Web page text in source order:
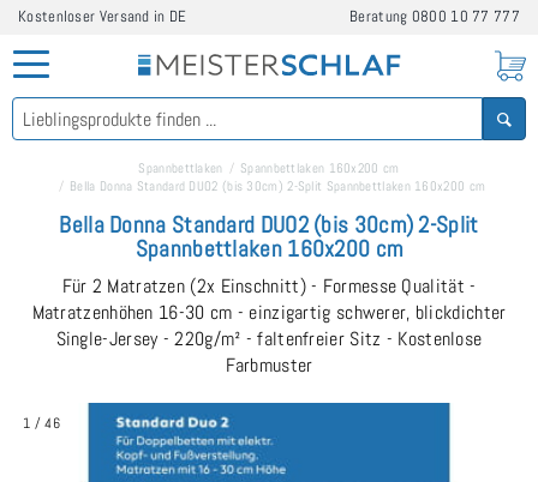
Kostenloser Versand in DE Beratung 0800 10 77 777
Spannbettlaken
Spannbettlaken 160x200 cm
Bella Donna Standard DUO2 (bis 30cm) 2-Split Spannbettlaken 160x200 cm
Bella Donna Standard DUO2 (bis 30cm) 2-Split
Spannbettlaken 160x200 cm
Für 2 Matratzen (2x Einschnitt) - Formesse Qualität -
Matratzenhöhen 16-30 cm - einzigartig schwerer, blickdichter
Single-Jersey - 220g/m² - faltenfreier Sitz - Kostenlose
Farbmuster
1 /46